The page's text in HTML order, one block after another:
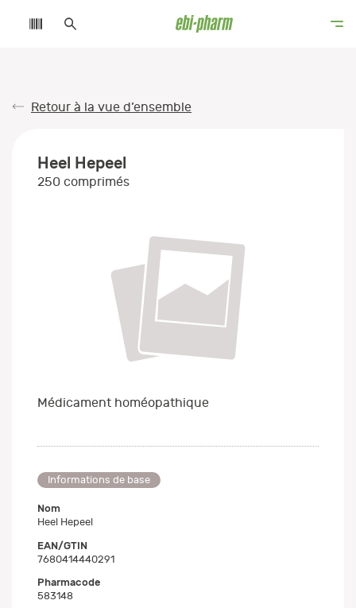
Retour à la vue d’ensemble
Heel Hepeel
250 comprimés
Médicament homéopathique
Informations de base
Nom
Heel Hepeel
EAN/GTIN
7680414440291
Pharmacode
583148